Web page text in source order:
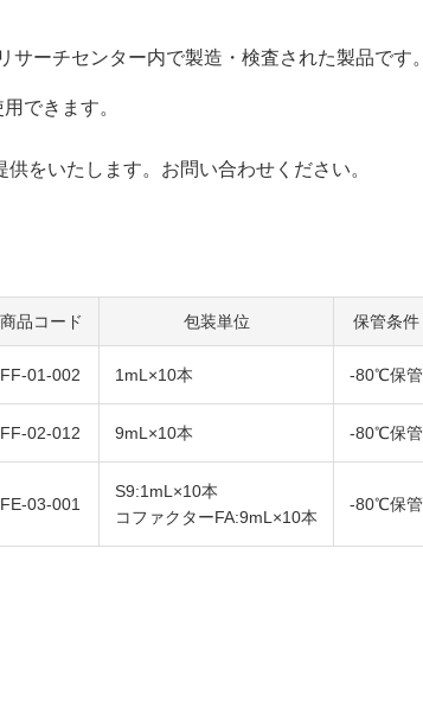
サーチセンター内で製造・検査された製品です。
できます。
をいたします。お問い合わせください。
商品コード 包装単位 保管条件
FF-01-002 1mL×10本 -80℃保管
FF-02-012 9mL×10本 -80℃保管
FE-03-001
S9:1mL×10本
コファクターFA:9mL×10本
-80℃保管